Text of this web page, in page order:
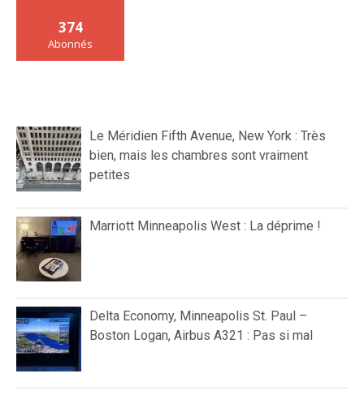
374
Abonnés
Le Méridien Fifth Avenue, New York : Très
bien, mais les chambres sont vraiment
petites
Marriott Minneapolis West : La déprime !
Delta Economy, Minneapolis St. Paul –
Boston Logan, Airbus A321 : Pas si mal